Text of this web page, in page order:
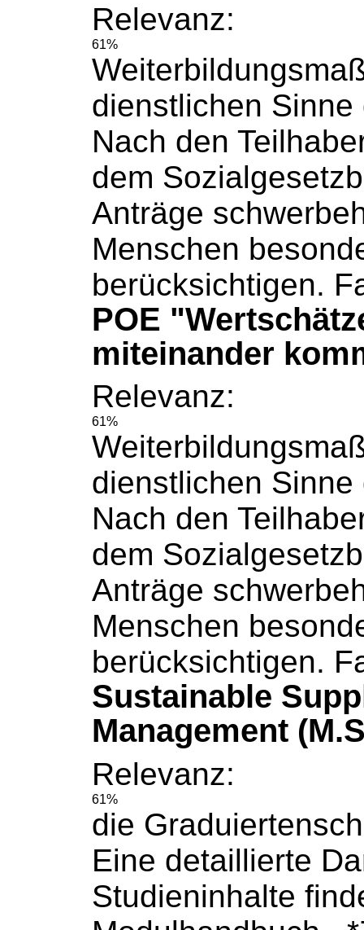
Relevanz:
61%
dienstlichen
Nach den
dem
Anträge
Menschen
berücksichtigen.
POE
miteinander
Relevanz:
61%
dienstlichen
Nach den
dem
Anträge
Menschen
berücksichtigen.
Sustainable
Management
Relevanz:
61%
die
Eine detaillierte
Studieninhalte